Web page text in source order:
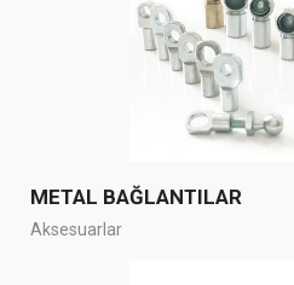
METAL BAĞLANTILAR
Aksesuarlar